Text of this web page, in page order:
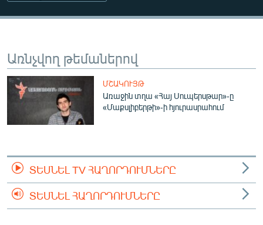
ՍՊՈՐՏ
ՏՏ ԵՒ ԻՆՏԵՐՆԵՏ
ԿՈՐՈՆԱՎԻՐՈՒՍ
ԱՐԽԻՎ
ՏԵՍԱՆՅՈՒԹԵՐ
ՁԳՏԵԼՈՎ ԼԱՎԱԳՈՒՅՆԻՆ
ՓՈԴՔԱՍԹ
Առնչվող թեմաներով
ՄՇԱԿՈՒՅԹ
Առաջին տղա «Հայ Սուպերսթար»-ը
«Մաքսլիբերթի»-ի հյուրասրահում
ՏԵՍՆԵԼ TV ՀԱՂՈՐԴՈՒՄՆԵՐԸ
ՏԵՍՆԵԼ ՀԱՂՈՐԴՈՒՄՆԵՐԸ